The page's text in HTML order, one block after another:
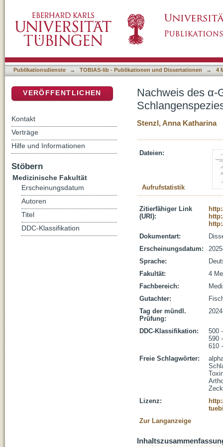
Publikationsdienste → TOBIAS-lib - Publikationen und Dissertationen → 4
Nachweis des α-
Stenzl, Anna Katharina
Dateien:
Aufrufstatistik
Zitierfähiger Link
(URI):
Dokumentart:
Erscheinungsdatum:
Sprache:
Fakultät:
4
Fachbereich:
Gutachter:
Tag der mündl.
Prüfung:
DDC-Klassifikation:
500
590
610
Freie Schlagwörter:
Lizenz:
Zur Langanzeige
VERÖFFENTLICHEN
Kontakt
Verträge
Hilfe und Informationen
Stöbern
Medizinische Fakultät
Erscheinungsdatum
Autoren
Titel
DDC-Klassifikation